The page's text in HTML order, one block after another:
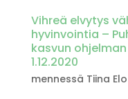
Vihreä elvytys
hyvinvointia –
kasvun
1.12.2020
mennessä Tiina Elo